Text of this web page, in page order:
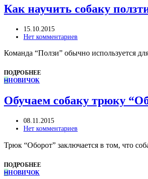
Как научить собаку
15.10.2015
Нет комментариев
Команда “Ползи” обычно используется
ПОДРОБНЕЕ
ННОВИЧОК
Обучаем собаку трюку
08.11.2015
Нет комментариев
Трюк “Оборот” заключается в том, что
ПОДРОБНЕЕ
ННОВИЧОК